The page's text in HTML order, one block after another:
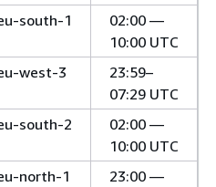
south-1
02:00 —
10:00 UTC
west-3
23:59–
07:29 UTC
south-2
02:00 —
10:00 UTC
north-1
23:00 —